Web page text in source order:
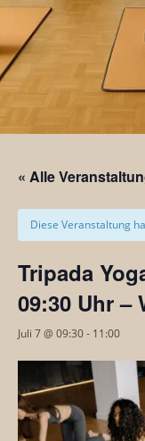
« Alle
Diese Veranstaltung
Tripada
09:30 Uhr –
Juli 7 @ 09:30- 11:00